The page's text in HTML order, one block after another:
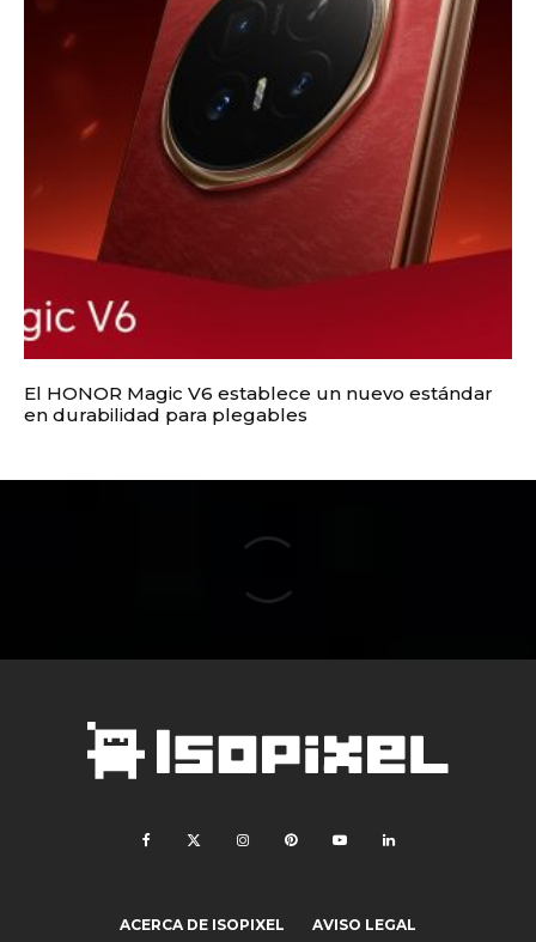
El HONOR Magic V6 establece un nuevo estándar
en durabilidad para plegables
ACERCA DE ISOPIXEL AVISO LEGAL